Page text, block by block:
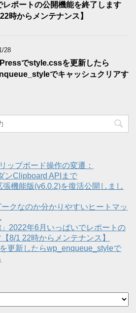
レポートの公開機能を終了します
22時からメンテナンス】
28
でstyle.cssを更新したら
でキャッシュクリアす
ップボード操作の変遷：
ンClipboard APIまで
機能版(v6.0.2)を復活公開しまし
クなのか分かりやすいヒートマッ
」2022年6月いっぱいでレポートの
8/1 22時からメンテナンス】
更新したらwp_enqueue_styleで